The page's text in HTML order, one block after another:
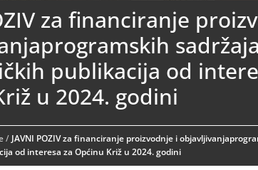
za financiranje
publikacija od
u 2024. godini
/ JAVNI POZIV za financiranje proizvodnje i
od interesa za Općinu Križ u 2024. godini